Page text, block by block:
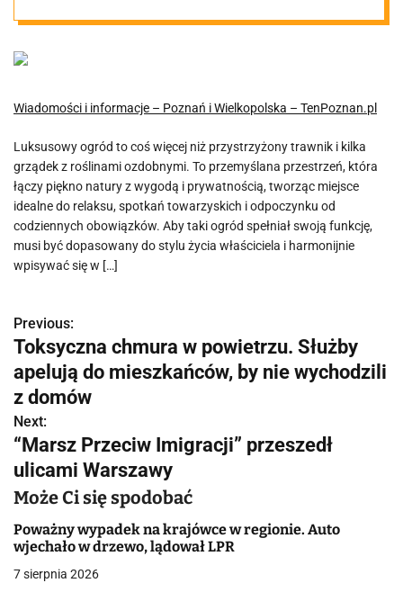
Wiadomości i informacje – Poznań i Wielkopolska – TenPoznan.pl
Luksusowy ogród to coś więcej niż przystrzyżony trawnik i kilka
grządek z roślinami ozdobnymi. To przemyślana przestrzeń, która
łączy piękno natury z wygodą i prywatnością, tworząc miejsce
idealne do relaksu, spotkań towarzyskich i odpoczynku od
codziennych obowiązków. Aby taki ogród spełniał swoją funkcję,
musi być dopasowany do stylu życia właściciela i harmonijnie
wpisywać się w […]
N
a
w
i
g
a
c
j
Previous:
Toksyczna chmura w powietrzu. Służby
apelują do mieszkańców, by nie wychodzili
z domów
Next:
“Marsz Przeciw Imigracji” przeszedł
ulicami Warszawy
Może Ci się spodobać
Poważny wypadek na krajówce w regionie. Auto
wjechało w drzewo, lądował LPR
7 sierpnia 2026